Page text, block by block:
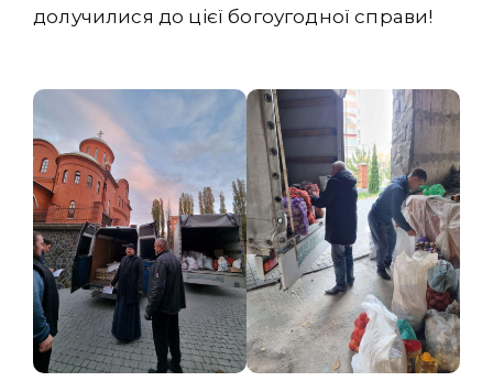
долучилися до цієї богоугодної справи!